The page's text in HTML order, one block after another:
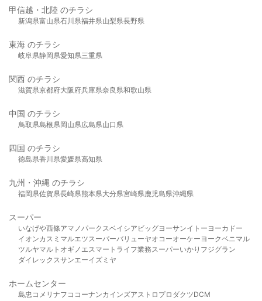
甲信越・北陸 のチラシ
新潟県富山県石川県福井県山梨県長野県
東海 のチラシ
岐阜県静岡県愛知県三重県
関西 のチラシ
滋賀県京都府大阪府兵庫県奈良県和歌山県
中国 のチラシ
鳥取県島根県岡山県広島県山口県
四国 のチラシ
徳島県香川県愛媛県高知県
九州・沖縄 のチラシ
福岡県佐賀県長崎県熊本県大分県宮崎県鹿児島県沖縄県
スーパー
いなげや西條アマノパークスベイシア ビッグヨーサンイトーヨーカドー
イオンカスミ マルエツスーパーバリューヤオコーオーケー ヨークベニマル
ツルヤマルト オギノ エスマート ライフ業務スーパーいかり フジグラン
ダイレックスサンエーイズミヤ
ホームセンター
島忠 コメリ ナフコ コーナンカインズアストロプロダクツDCM